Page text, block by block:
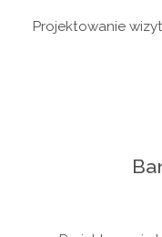
Projektowanie